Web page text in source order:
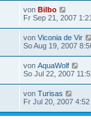
von Bilbo
Fr Sep 21, 2007
von Viconia de Vir
So Aug 19, 2007
von AquaWolf
So Jul 22, 2007
von Turisas
Fr Jul 20, 2007 4:52